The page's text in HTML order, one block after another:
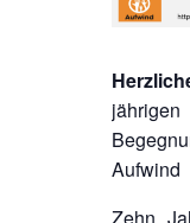
Aufwind